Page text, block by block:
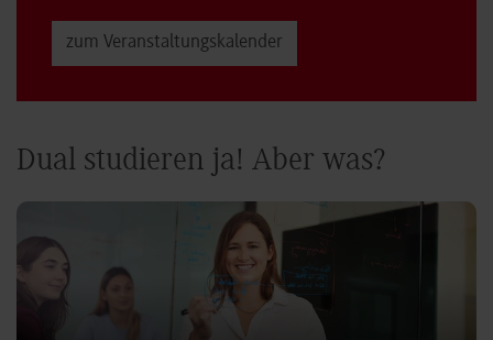
zum Veranstaltungs­kalender
Dual studieren ja! Aber was?